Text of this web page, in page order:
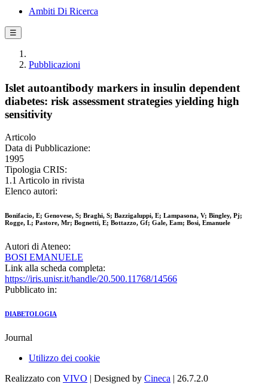
Ambiti Di Ricerca
☰
Pubblicazioni
Islet autoantibody markers in insulin dependent
diabetes: risk assessment strategies yielding high
sensitivity
Articolo
Data di Pubblicazione:
1995
Tipologia CRIS:
1.1 Articolo in rivista
Elenco autori:
Bonifacio, E; Genovese, S; Braghi, S; Bazzigaluppi, E; Lampasona, V; Bingley, Pj;
Rogge, L; Pastore, Mr; Bognetti, E; Bottazzo, Gf; Gale, Eam; Bosi, Emanuele
Autori di Ateneo:
BOSI EMANUELE
Link alla scheda completa:
https://iris.unisr.it/handle/20.500.11768/14566
Pubblicato in:
DIABETOLOGIA
Journal
Utilizzo dei cookie
Realizzato con VIVO | Designed by Cineca | 26.7.2.0